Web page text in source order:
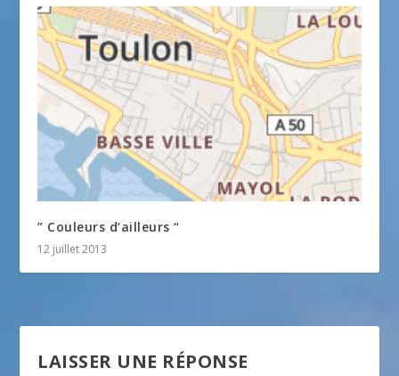
” Couleurs d’ailleurs “
12 juillet 2013
LAISSER UNE RÉPONSE